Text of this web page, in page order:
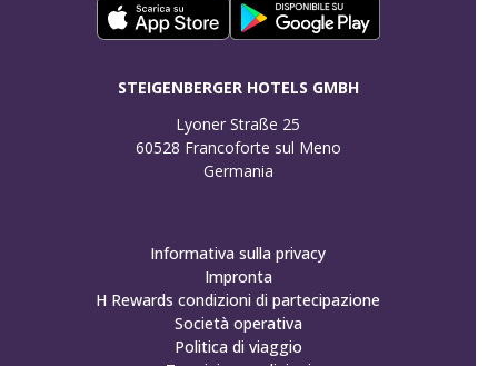
STEIGENBERGER HOTELS GMBH
Lyoner Straße 25
60528 Francoforte sul Meno
Germania
Informativa sulla privacy
Impronta
H Rewards condizioni di partecipazione
Società operativa
Politica di viaggio